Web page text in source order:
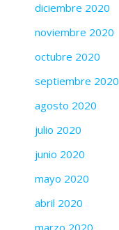
diciembre 2020
noviembre 2020
octubre 2020
septiembre 2020
agosto 2020
julio 2020
junio 2020
mayo 2020
abril 2020